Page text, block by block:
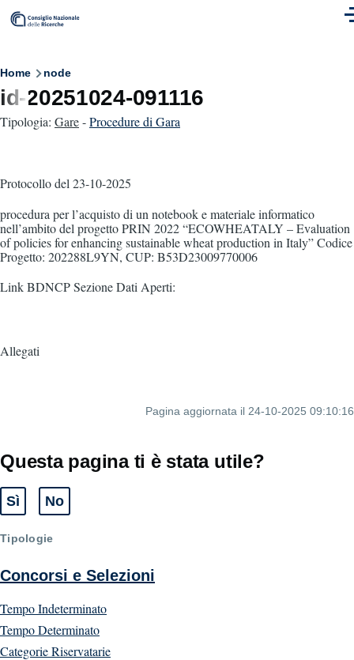
Skip to main content
Breadcrumb
Home node
id-20251024-091116
Tipologia: Gare-Procedure di Gara
Protocollodel 23-10-2025
procedura per l’acquisto di un notebook e materiale informatico
nell’ambito del progetto PRIN 2022 “ECOWHEATALY – Evaluation
of policies for enhancing sustainable wheat production in Italy” Codice
Progetto: 202288L9YN, CUP: B53D23009770006
Link BDNCP Sezione Dati Aperti:
Allegati
Pagina aggiornata il 24-10-2025 09:10:16
Questa pagina ti è stata utile?
Sì
Tipologie
Concorsi e Selezioni
Tempo Indeterminato
Tempo Determinato
Categorie Riservatarie